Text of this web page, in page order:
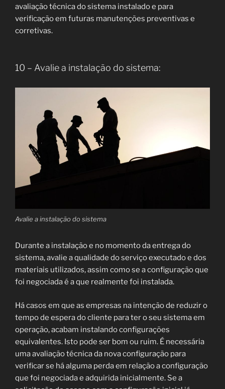
avaliação técnica do sistema instalado e para
verificação em futuras manutenções preventivas e
corretivas.
10 – Avalie a instalação do sistema:
Avalie a instalação do sistema
Durante a instalação e no momento da entrega do
sistema, avalie a qualidade do serviço executado e dos
materiais utilizados, assim como se a configuração que
foi negociada é a que realmente foi instalada.
Há casos em que as empresas na intenção de reduzir o
tempo de espera do cliente para ter o seu sistema em
operação, acabam instalando configurações
equivalentes. Isto pode ser bom ou ruim. É necessária
uma avaliação técnica da nova configuração para
verificar se há alguma perda em relação a configuração
que foi negociada e adquirida inicialmente. Se a